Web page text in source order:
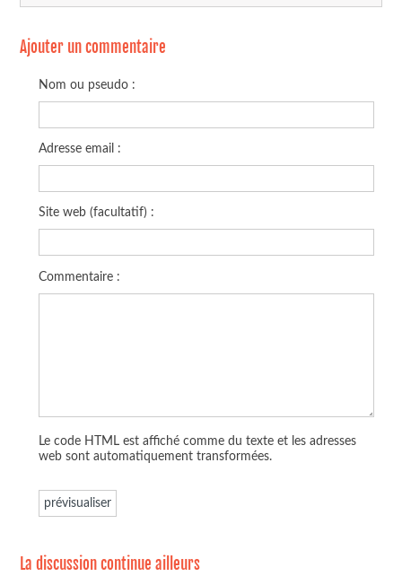
Ajouter un commentaire
Nom ou pseudo :
Adresse email :
Site web (facultatif) :
Commentaire :
Le code HTML est affiché comme du texte et les adresses
web sont automatiquement transformées.
La discussion continue ailleurs